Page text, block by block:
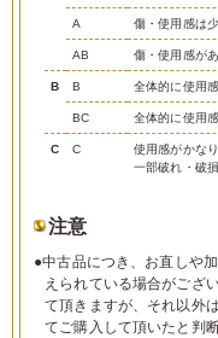
A 傷・使用感は
AB 傷・使用感が
B B 全体的に使用
BC 全体的に使用
C C
使用感がかな
一部破れ・破
注意
●中古品につき、お直しや
えられている場合がござ
て頂きますが、それ以外
てご購入して頂いたと判